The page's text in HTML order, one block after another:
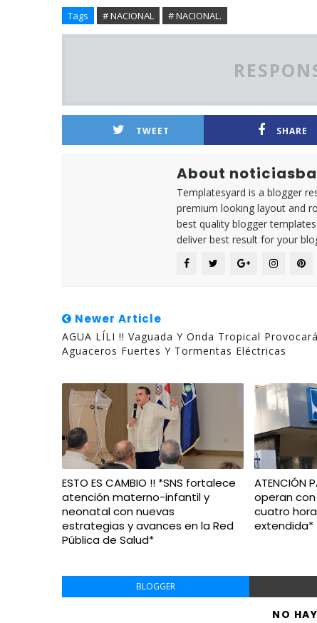
Tags # NACIONAL # NACIONAL.
TWEET SHARE
About
Templatesyard is a blogger
premium looking layout and
best quality blogger
deliver best result for your
Newer Article
AGUA LÍLI !! Vaguada Y Onda Tropical
Aguaceros Fuertes Y Tormentas Eléctricas
ESTO ES CAMBIO !! *SNS fortalece
atención materno-infantil y
neonatal con nuevas
estrategias y avances en la Red
Pública de Salud*
ATENCIÓN
operan
cuatro
extendida*
BLOGGER
NO